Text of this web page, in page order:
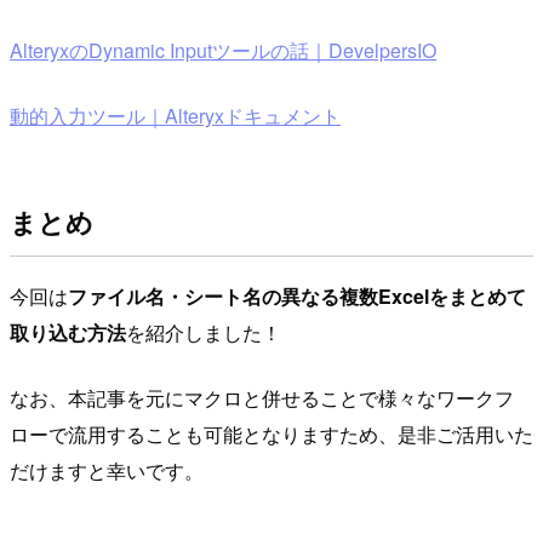
AlteryxのDynamic Inputツールの話｜DevelpersIO
動的入力ツール｜Alteryxドキュメント
まとめ
今回はファイル名・シート名の異なる複数Excelをまとめて
取り込む方法を紹介しました！
なお、本記事を元にマクロと併せることで様々なワークフ
ローで流用することも可能となりますため、是非ご活用いた
だけますと幸いです。